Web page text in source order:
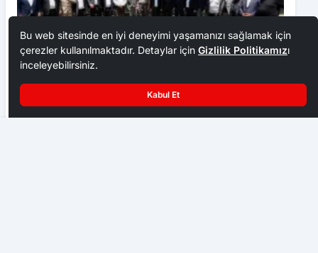
Ankara Ziraat Odaları; hububat alım fiyatları çiftçimizi
Bu web sitesinde en iyi deneyimi yaşamanızı sağlamak için
çerezler kullanılmaktadır. Detaylar için Gizlilik Politikamızı
inceleyebilirsiniz.
Kabul Et